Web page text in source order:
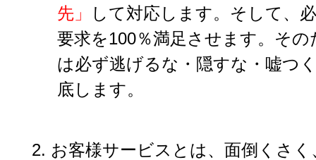
先」
して対応します。そして、
要求を100％満足させます。その
は必ず逃げるな・隠すな・嘘つ
底します。
2. お客様サービスとは、面倒くさく